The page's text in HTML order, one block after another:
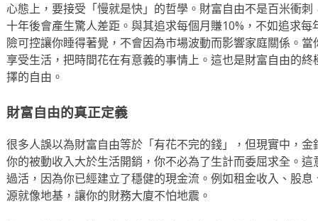
心態上，要接受「慢就是快」的哲學。財富自由不是百米衝
十年後會產生驚人差距。與其追求每個月賺10%，不如追求
險可控讓你睡得著覺，不會因為市場波動而影響家庭關係。
享受生活，把時間花在有意義的事情上。這也是財富自由的
擇的自由。
財富自由的真正定義
很多人誤以為財富自由等於「有花不完的錢」，但現實中，
你的被動收入大於生活開銷，你不必為了生計而委屈求全。
過活，因為你已經建立了穩健的現金流。例如租金收入、股
源就像地基，讓你的財務大廈不怕地震。